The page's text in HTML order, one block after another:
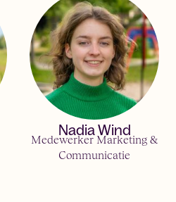
Nadia Wind
Medewerker Marketing &
Communicatie